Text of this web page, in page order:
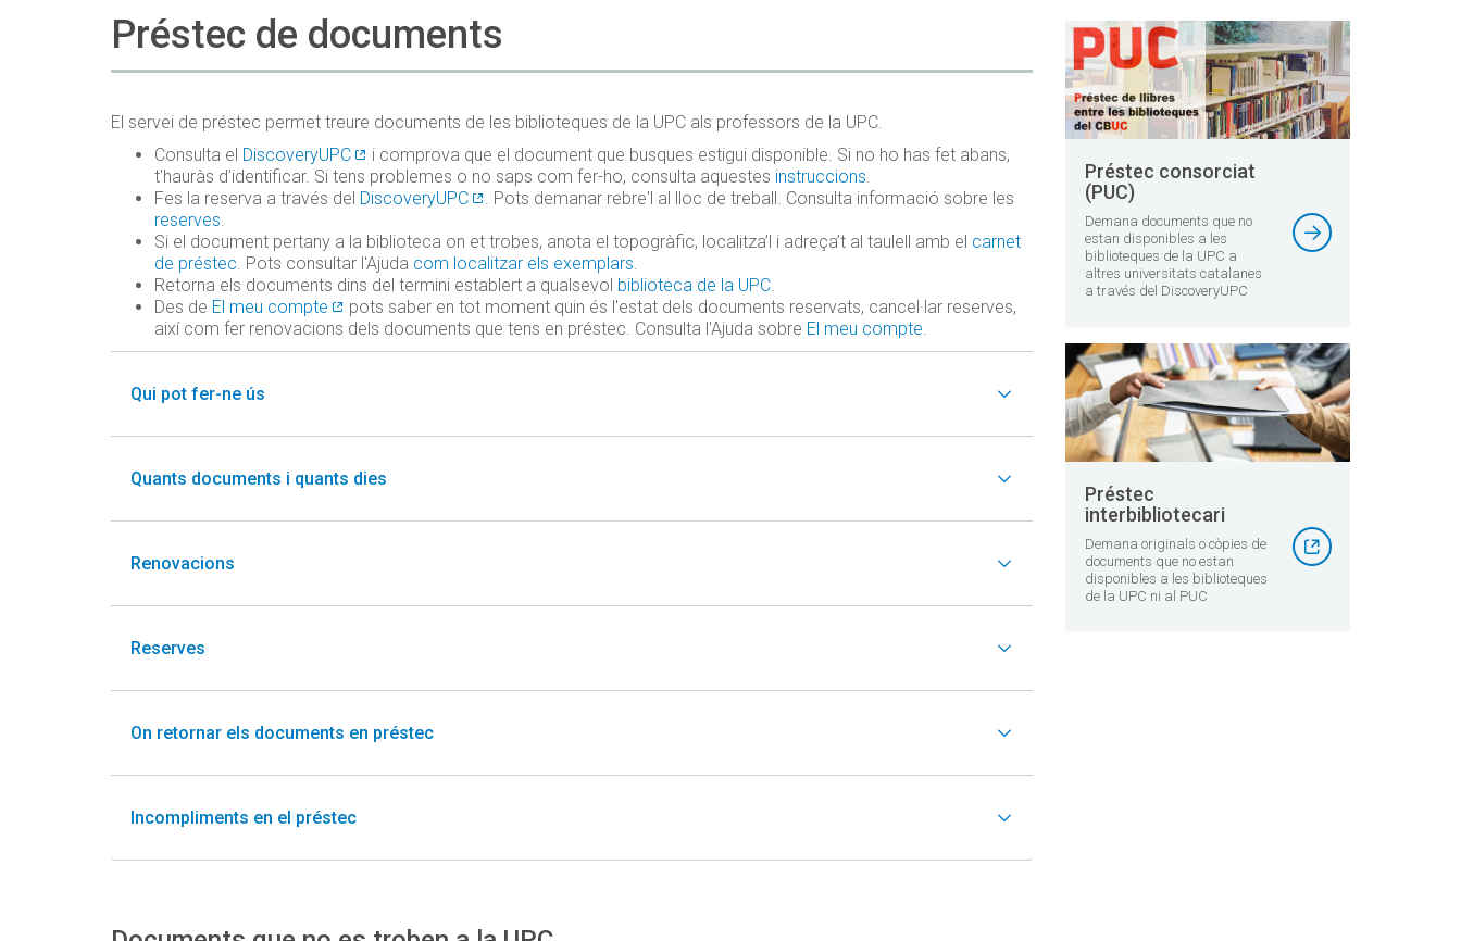
Préstec de documents
El servei de préstec permet treure documents de les biblioteques de la UPC als professors de la UPC.
Consulta el DiscoveryUPC
i comprova que el document que busques estigui disponible. Si no ho has fet abans,
t'hauràs d'identificar. Si tens problemes o no saps com fer-ho, consulta aquestes instruccions.
Fes la reserva a través del DiscoveryUPC
. Pots demanar rebre'l al lloc de treball. Consulta informació sobre les
reserves.
Si el document pertany a la biblioteca on et trobes, anota el topogràfic, localitza’l i adreça’t al taulell amb el carnet
de préstec. Pots consultar l'Ajuda com localitzar els exemplars.
Retorna els documents dins del termini establert a qualsevol biblioteca de la UPC.
Des de El meu compte
pots saber en tot moment quin és l'estat dels documents reservats, cancel·lar reserves,
així com fer renovacions dels documents que tens en préstec. Consulta l'Ajuda sobre El meu compte.
Qui pot fer-ne ús
Quants documents i quants dies
Renovacions
Reserves
On retornar els documents en préstec
Incompliments en el préstec
Préstec consorciat
(PUC)
Demana documents que no
estan disponibles a les
biblioteques de la UPC a
altres universitats catalanes
a través del DiscoveryUPC
Préstec
interbibliotecari
Demana originals o còpies de
documents que no estan
disponibles a les biblioteques
de la UPC ni al PUC